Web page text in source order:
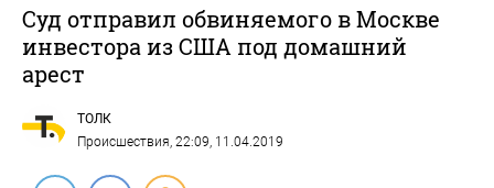
Суд отправил обвиняемого в Москве
инвестора из США под домашний
арест
ТОЛК
Происшествия, 22:09, 11.04.2019